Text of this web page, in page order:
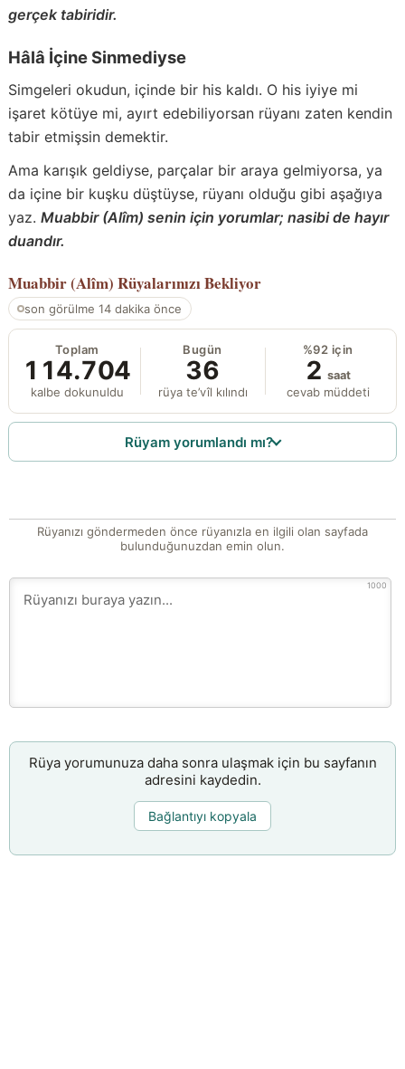
gerçek tabiridir.
Hâlâ İçine Sinmediyse
Simgeleri okudun, içinde bir his kaldı. O his iyiye mi
işaret kötüye mi, ayırt edebiliyorsan rüyanı zaten kendin
tabir etmişsin demektir.
Ama karışık geldiyse, parçalar bir araya gelmiyorsa, ya
da içine bir kuşku düştüyse, rüyanı olduğu gibi aşağıya
yaz. Muabbir (Alîm) senin için yorumlar; nasibi de hayır
duandır.
Muabbir (Alîm) Rüyalarınızı Bekliyor
son görülme 14 dakika önce
Toplam
114.704
kalbe dokunuldu
Bugün
36
rüya te’vîl kılındı
%92 için
2 saat
cevab müddeti
Rüyam yorumlandı mı?
Rüyanızı göndermeden önce rüyanızla en ilgili olan sayfada
bulunduğunuzdan emin olun.
1000
Rüya yorumunuza daha sonra ulaşmak için bu sayfanın
adresini kaydedin.
Bağlantıyı kopyala